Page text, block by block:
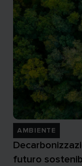
AMBIENTE
futuro